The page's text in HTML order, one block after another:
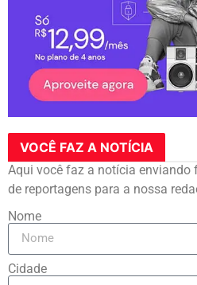
VOCÊ FAZ A NOTÍCIA
Aqui você faz a notícia enviando
de reportagens para a nossa
Nome
Cidade